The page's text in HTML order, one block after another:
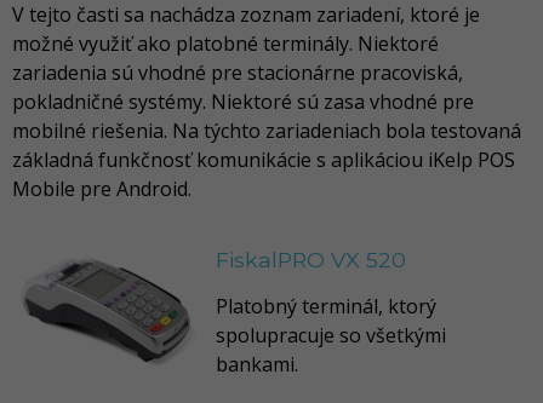
V tejto časti sa nachádza zoznam zariadení, ktoré je
možné využiť ako platobné terminály. Niektoré
zariadenia sú vhodné pre stacionárne pracoviská,
pokladničné systémy. Niektoré sú zasa vhodné pre
mobilné riešenia. Na týchto zariadeniach bola testovaná
základná funkčnosť komunikácie s aplikáciou iKelp POS
Mobile pre Android.
FiskalPRO VX 520
Platobný terminál, ktorý
spolupracuje so všetkými
bankami.